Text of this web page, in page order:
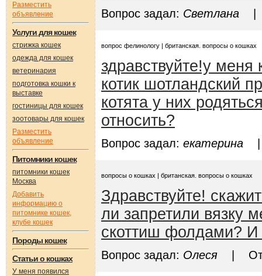
Разместить
объявление
Услуги для кошек
стрижка кошек
одежда для кошек
ветеринария
подготовка кошки к
выставке
гостиницы для кошек
зоотовары для кошек
Разместить
объявление
Питомники кошек
питомники кошек
Москва
Добавить
информацию о
питомнике кошек,
клубе кошек
Породы кошек
Статьи о кошках
У меня появился
Вопрос задал: Светлана
вопрос фелинологу | британская. вопросы о кошках
здравствуйте!у меня
котик шотландский
котята у них
относить?
Вопрос задал: екатерина
вопросы о кошках | британская. вопросы о кошках
Здравствуйте!
ли запретили вязку
скоттиш фолдами? И
Вопрос задал: Олеся |